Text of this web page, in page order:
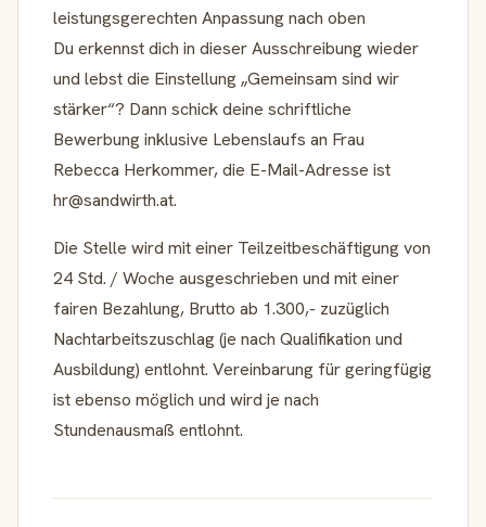
leistungsgerechten Anpassung nach oben
Du erkennst dich in dieser Ausschreibung wieder
und lebst die Einstellung „Gemeinsam sind wir
stärker“? Dann schick deine schriftliche
Bewerbung inklusive Lebenslaufs an Frau
Rebecca Herkommer, die E-Mail-Adresse ist
hr@sandwirth.at.
Die Stelle wird mit einer Teilzeitbeschäftigung von
24 Std. / Woche ausgeschrieben und mit einer
fairen Bezahlung, Brutto ab 1.300,- zuzüglich
Nachtarbeitszuschlag (je nach Qualifikation und
Ausbildung) entlohnt. Vereinbarung für geringfügig
ist ebenso möglich und wird je nach
Stundenausmaß entlohnt.